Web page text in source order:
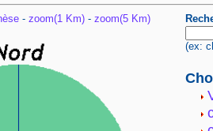
- zoom(1 Km)- zoom(5 Km)
(ex: